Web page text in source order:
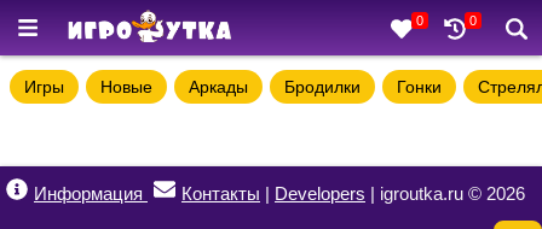
0 0
Игры Новые Аркады Бродилки Гонки
Информация Контакты | Developers | igroutka.ru © 2026